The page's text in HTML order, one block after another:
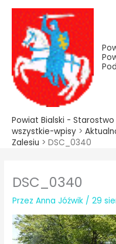
treści
Przejdź
treści
Powiat Bialski - Starostwo
wszystkie-wpisy >
Zalesiu > DSC_0340
DSC_0340
PrzezAnna Jóźwik /29